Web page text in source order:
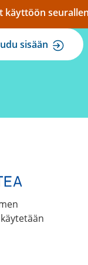
käyttöön
sisään